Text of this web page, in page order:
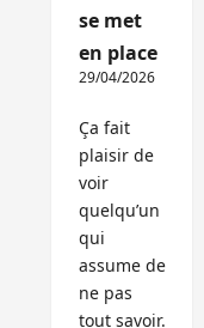
se met
en place
29/04/2026
Ça fait
plaisir de
voir
quelqu’un
qui
assume de
ne pas
tout savoir.